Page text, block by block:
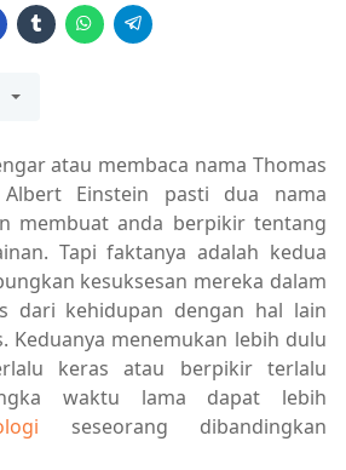
atau membaca nama Thomas
Einstein pasti dua nama
membuat anda berpikir tentang
Tapi faktanya adalah kedua
kesuksesan mereka dalam
dari kehidupan dengan hal lain
Keduanya menemukan lebih dulu
keras atau berpikir terlalu
waktu lama dapat lebih
seseorang dibandingkan